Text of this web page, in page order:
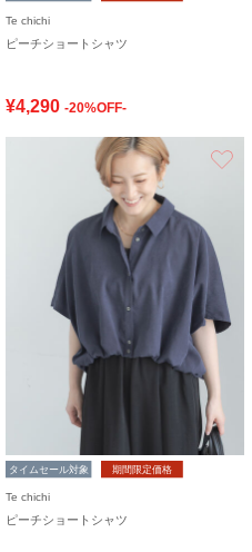
Te chichi
ピーチショートシャツ
¥4,290 -20%OFF-
タイムセール対象 期間限定価格
Te chichi
ピーチショートシャツ